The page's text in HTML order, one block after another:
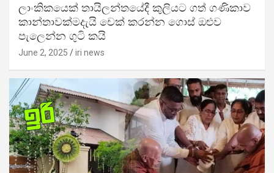
ලාංකිකයෙක් තායිලන්තයේදී කුලියට ගත් ගණිකාව
කාන්තාවක්මදැයි චෙක් කරන්න ගොස් ඔළුව
පැලෙන්න ගුටි කයි
June 2, 2025 iri news